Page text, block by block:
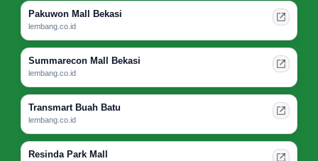
Pakuwon Mall Bekasi
lembang.co.id
Summarecon Mall Bekasi
lembang.co.id
Transmart Buah Batu
lembang.co.id
Resinda Park Mall